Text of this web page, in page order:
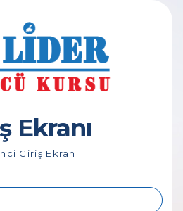
Ekranı
Giriş Ekranı